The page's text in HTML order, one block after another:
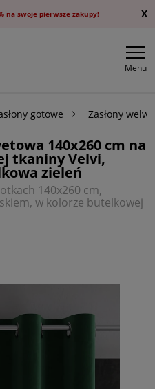
na swoje pierwsze zakupy! X
Menu
gotowe Zasłony
140x260 cm na
tkaniny Velvi,
zieleń
140x260 cm,
w kolorze butelkowej